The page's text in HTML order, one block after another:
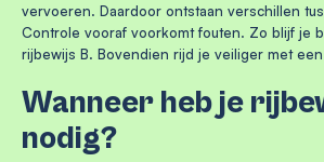
vervoeren. Daardoor ontstaan verschillen
Controle vooraf voorkomt fouten. Zo blijf je
rijbewijs B. Bovendien rijd je veiliger met
Wanneer heb je
nodig?